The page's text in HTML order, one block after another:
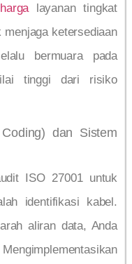
layanan tingkat
ketersediaan
bermuara pada
tinggi dari risiko
dan Sistem
ISO 27001 untuk
identifikasi kabel.
aliran data, Anda